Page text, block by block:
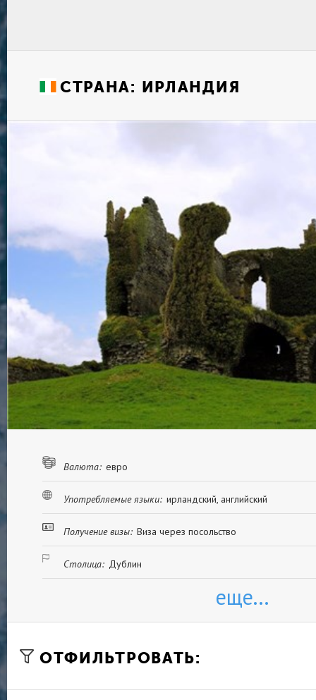
СТРАНА: ИРЛАНДИЯ
Валюта: евро
Употребляемые языки: ирландский, английский
Получение визы: Виза через посольство
Столица: Дублин
еще...
ОТФИЛЬТРОВАТЬ: